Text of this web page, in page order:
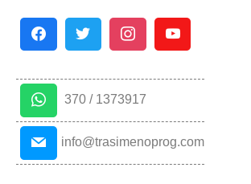
370 / 1373917
info@trasimenoprog.com